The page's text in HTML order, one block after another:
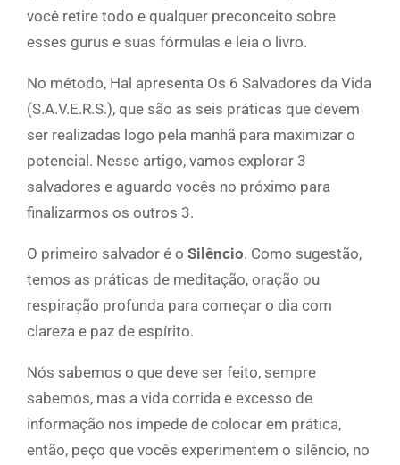
você retire todo e qualquer preconceito sobre
esses gurus e suas fórmulas e leia o livro.
No método, Hal apresenta Os 6 Salvadores da Vida
(S.A.V.E.R.S.), que são as seis práticas que devem
ser realizadas logo pela manhã para maximizar o
potencial. Nesse artigo, vamos explorar 3
salvadores e aguardo vocês no próximo para
finalizarmos os outros 3.
O primeiro salvador é o Silêncio. Como sugestão,
temos as práticas de meditação, oração ou
respiração profunda para começar o dia com
clareza e paz de espírito.
Nós sabemos o que deve ser feito, sempre
sabemos, mas a vida corrida e excesso de
informação nos impede de colocar em prática,
então, peço que vocês experimentem o silêncio, no